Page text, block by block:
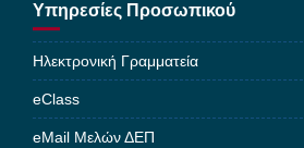
Υπηρεσίες Προσωπικού
Ηλεκτρονική Γραμματεία
eClass
eMail Μελών ΔΕΠ